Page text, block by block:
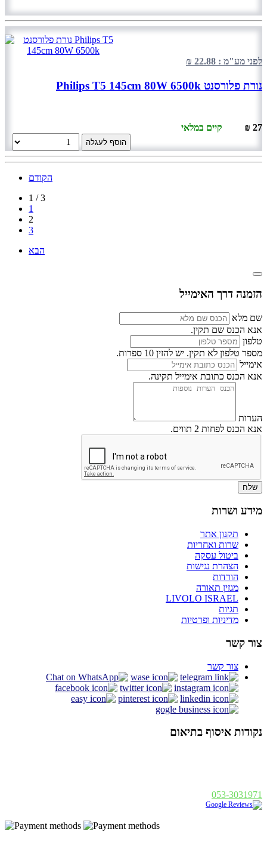
לפני מע"מ : 22.88 ₪
נורת פלורסנט Philips T5 145cm 80W 6500k
27 ₪ קיים במלאי
הוסף לעגלה
הקודם
1 / 3
1
2
3
הבא
הזמנה דרך האימייל
שם מלא
אנא הכנס שם תקין.
טלפון
מספר טלפון לא תקין. יש להזין 10 ספרות.
אימייל
אנא הכנס כתובת אימייל תקינה.
הערות
אנא הכנס לפחות 2 תווים.
שלח
מידע ושרות
תקנון אתר
שרות ואחריות
ביטול עסקה
הצהרת נגישות
הורדות
מגזין תאורה
LIVOLO ISRAEL
תגיות
מדיניות ופרטיות
צור קשר
צור קשר
נקודות איסוף בתיאום
053-3031971